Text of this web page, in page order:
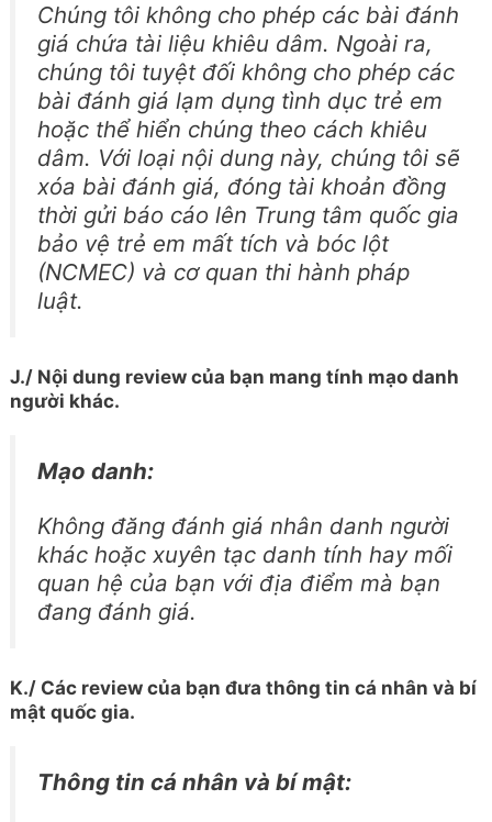
Chúng tôi không cho phép các bài đánh
giá chứa tài liệu khiêu dâm. Ngoài ra,
chúng tôi tuyệt đối không cho phép các
bài đánh giá lạm dụng tình dục trẻ em
hoặc thể hiển chúng theo cách khiêu
dâm. Với loại nội dung này, chúng tôi sẽ
xóa bài đánh giá, đóng tài khoản đồng
thời gửi báo cáo lên Trung tâm quốc gia
bảo vệ trẻ em mất tích và bóc lột
(NCMEC) và cơ quan thi hành pháp
luật.
J./ Nội dung review của bạn mang tính mạo danh
người khác.
Mạo danh:
Không đăng đánh giá nhân danh người
khác hoặc xuyên tạc danh tính hay mối
quan hệ của bạn với địa điểm mà bạn
đang đánh giá.
K./ Các review của bạn đưa thông tin cá nhân và bí
mật quốc gia.
Thông tin cá nhân và bí mật: